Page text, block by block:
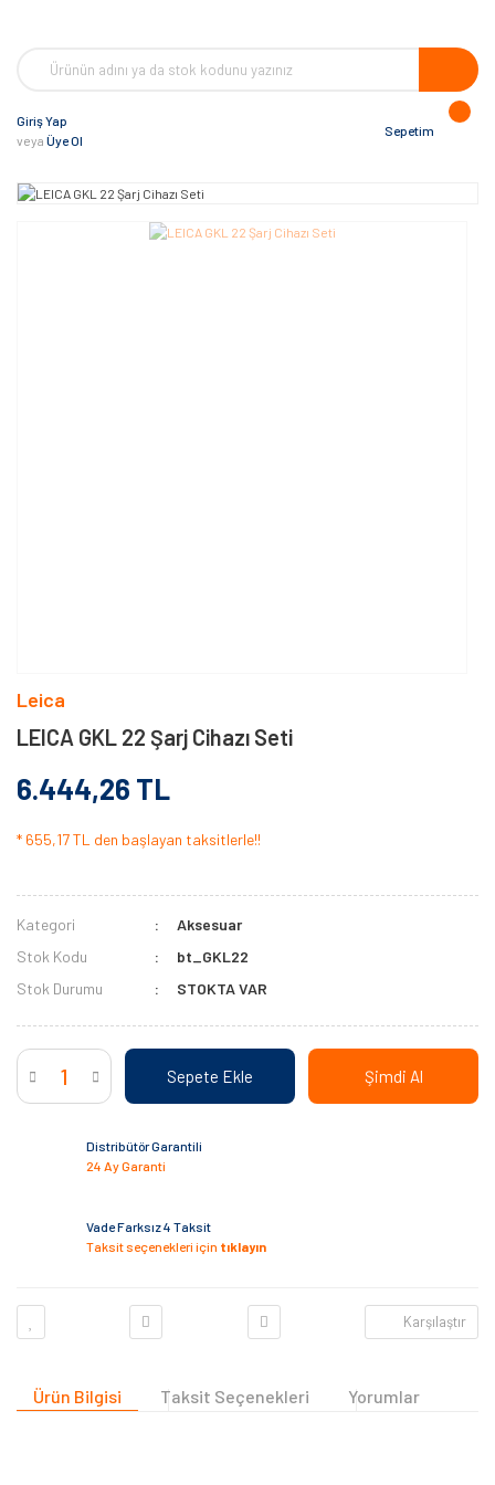
Giriş Yap
veya Üye Ol
Sepetim
Leica
LEICA GKL 22 Şarj Cihazı Seti
6.444,26 TL
* 655,17 TL den başlayan taksitlerle!!
Kategori
Aksesuar
Stok Kodu
bt_GKL22
Stok Durumu
STOKTA VAR
Sepete Ekle Şimdi Al
Distribütör Garantili
24 Ay Garanti
Vade Farksız 4 Taksit
Taksit seçenekleri için tıklayın
Karşılaştır
Ürün Bilgisi Taksit Seçenekleri Yorumlar